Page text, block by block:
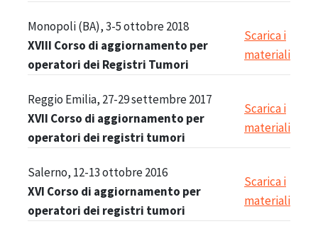
Monopoli (BA), 3-5 ottobre 2018
XVIII Corso di aggiornamento per
operatori dei Registri Tumori
Scarica i
materiali
Reggio Emilia, 27-29 settembre 2017
XVII Corso di aggiornamento per
operatori dei registri tumori
Scarica i
materiali
Salerno, 12-13 ottobre 2016
XVI Corso di aggiornamento per
operatori dei registri tumori
Scarica i
materiali